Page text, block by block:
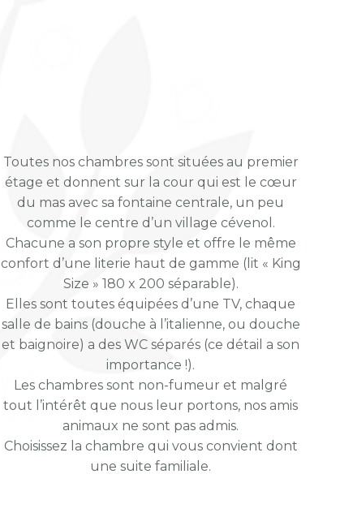
Toutes nos chambres sont situées au premier
étage et donnent sur la cour qui est le cœur
du mas avec sa fontaine centrale, un peu
comme le centre d’un village cévenol.
Chacune a son propre style et offre le même
confort d’une literie haut de gamme (lit « King
Size » 180 x 200 séparable).
Elles sont toutes équipées d’une TV, chaque
salle de bains (douche à l’italienne, ou douche
et baignoire) a des WC séparés (ce détail a son
importance !).
Les chambres sont non-fumeur et malgré
tout l’intérêt que nous leur portons, nos amis
animaux ne sont pas admis.
Choisissez la chambre qui vous convient dont
une suite familiale.